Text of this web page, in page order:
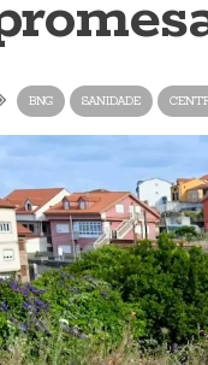
BNG SANIDADE